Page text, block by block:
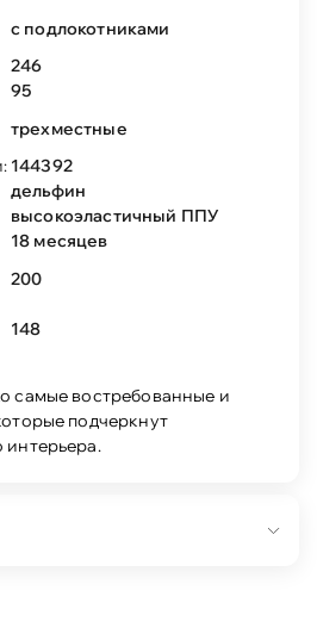
с подлокотниками
246
95
трехместные
144392
дельфин
высокоэластичный ППУ
18 месяцев
200
148
самые востребованные и
подчеркнут
интерьера.